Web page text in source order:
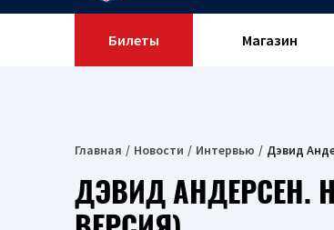
Билеты Магазин
Главная Новости Интервью Дэвид
ДЭВИД АНДЕРСЕН.